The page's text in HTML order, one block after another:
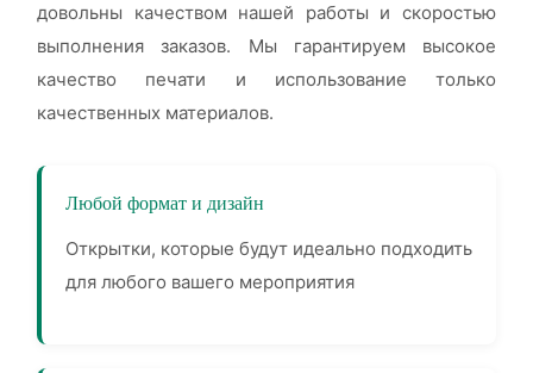
довольны качеством нашей работы и скоростью
выполнения заказов. Мы гарантируем высокое
качество печати и использование только
качественных материалов.
Любой формат и дизайн
Открытки, которые будут идеально подходить
для любого вашего мероприятия